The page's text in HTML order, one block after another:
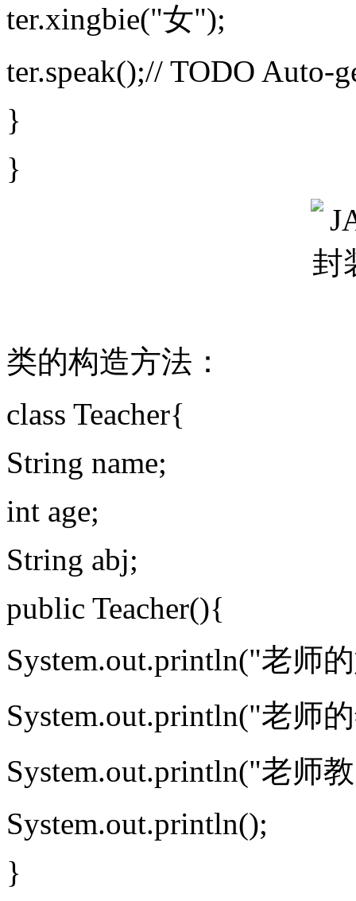
ter.xingbie("女");
ter.speak();// TODO Auto-
}
}
类的构造方法：
class Teacher{
String name;
int age;
String abj;
public Teacher(){
System.out.println("老师
System.out.println("老师
System.out.println("老师
System.out.println();
}